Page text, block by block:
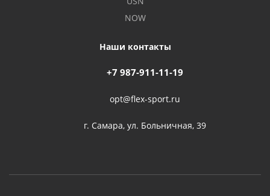
NOW
Наши контакты
+7 987-911-11-19
opt@flex-sport.ru
г. Самара, ул. Больничная, 39